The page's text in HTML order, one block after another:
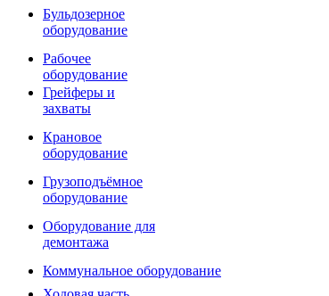
Виброрипперы
Ковши дробильные щековые
Ковши дробильные роторные
Сортировочные ковши барабанные
Сортировочные ковши вальцовые
Фрезы роторные
Фрезы дисковые
Траншеекопатели
Просеивающие ковши для фронтальных
Распределители асфальта
Переходные плиты
Гидроразводка
РВД
Сваерезки
Как выбрать гидромолот
Бульдозерное
оборудование
Рабочее
оборудование
Грейферы и
захваты
Крановое
оборудование
Грузоподъёмное
оборудование
Оборудование для
демонтажа
Коммунальное оборудование